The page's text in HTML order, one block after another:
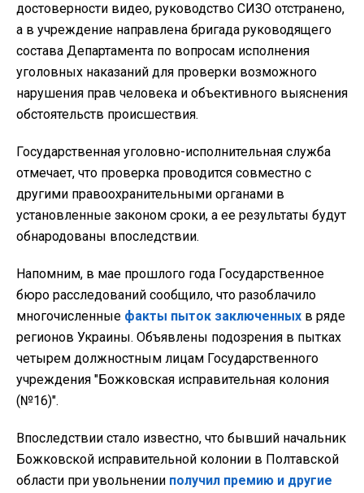
достоверности видео, руководство СИЗО отстранено,
а в учреждение направлена бригада руководящего
состава Департамента по вопросам исполнения
уголовных наказаний для проверки возможного
нарушения прав человека и объективного выяснения
обстоятельств происшествия.
Государственная уголовно-исполнительная служба
отмечает, что проверка проводится совместно с
другими правоохранительными органами в
установленные законом сроки, а ее результаты будут
обнародованы впоследствии.
Напомним, в мае прошлого года Государственное
бюро расследований сообщило, что разоблачило
многочисленные факты пыток заключенных в ряде
регионов Украины. Объявлены подозрения в пытках
четырем должностным лицам Государственного
учреждения "Божковская исправительная колония
(№16)".
Впоследствии стало известно, что бывший начальник
Божковской исправительной колонии в Полтавской
области при увольнении получил премию и другие